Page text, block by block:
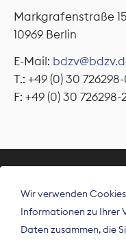
Markgrafenstraße 15
10969 Berlin
E-Mail:
T.: +49 (0) 30
F: +49 (0) 30 726298-
Wir verwenden
Informationen zu Ihrer
Daten zusammen, die